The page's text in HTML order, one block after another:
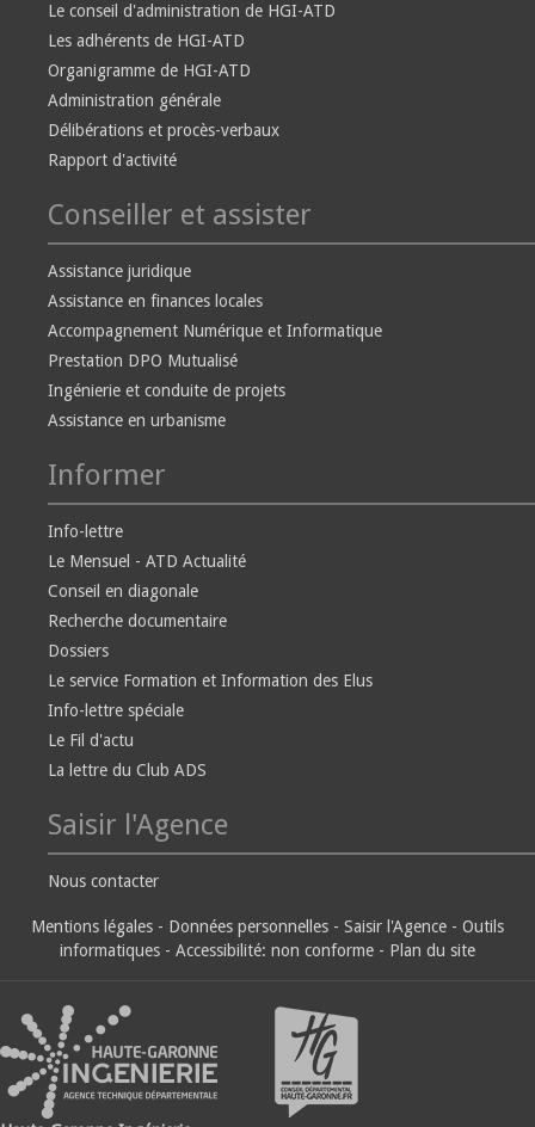
Le conseil d'administration de HGI-ATD
Les adhérents de HGI-ATD
Organigramme de HGI-ATD
Administration générale
Délibérations et procès-verbaux
Rapport d'activité
Conseiller et assister
Assistance juridique
Assistance en finances locales
Accompagnement Numérique et Informatique
Prestation DPO Mutualisé
Ingénierie et conduite de projets
Assistance en urbanisme
Informer
Info-lettre
Le Mensuel - ATD Actualité
Conseil en diagonale
Recherche documentaire
Dossiers
Le service Formation et Information des Elus
Info-lettre spéciale
Le Fil d'actu
La lettre du Club ADS
Saisir l'Agence
Nous contacter
Mentions légales - Données personnelles - Saisir l'Agence - Outils
informatiques - Accessibilité: non conforme - Plan du site